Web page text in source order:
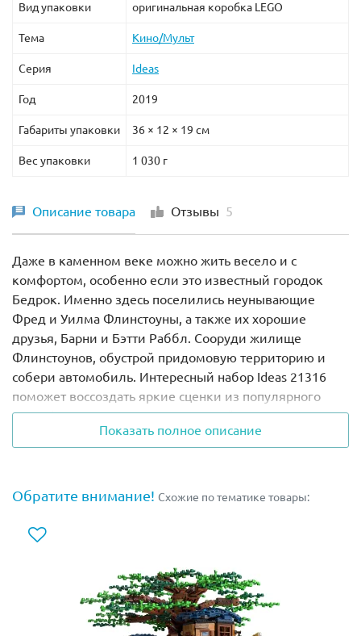
Вид упаковки оригинальная коробка LEGO
Тема Кино/Мульт
Серия Ideas
Год 2019
Габариты упаковки 36 × 12 × 19 см
Вес упаковки 1 030 г
Описание товара Отзывы 5
Даже в каменном веке можно жить весело и с
комфортом, особенно если это известный городок
Бедрок. Именно здесь поселились неунывающие
Фред и Уилма Флинстоуны, а также их хорошие
друзья, Барни и Бэтти Раббл. Сооруди жилище
Флинстоунов, обустрой придомовую территорию и
собери автомобиль. Интересный набор Ideas 21316
поможет воссоздать яркие сценки из популярного
мультфильма и вдохновит на новый сюжет для игры.
Внешне дом семьи Флинстоунов напоминает
Клумбы у входа, вазоны, высокая пальма
большая голубая дверь, окна с яркими занавесками
Внутри дом достаточно уютен. Главным элементом
мебели является каменный диван, установленный в
Показать полное описание
Обратите внимание! Схожие по тематике товары: